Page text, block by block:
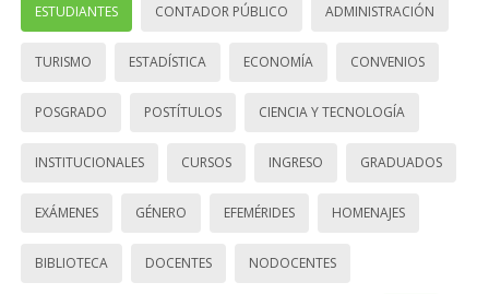
ESTUDIANTES CONTADOR PÚBLICO ADMINISTRACIÓN
TURISMO ESTADÍSTICA ECONOMÍA CONVENIOS
POSGRADO POSTÍTULOS CIENCIA Y TECNOLOGÍA
INSTITUCIONALES CURSOS INGRESO GRADUADOS
EXÁMENES GÉNERO EFEMÉRIDES HOMENAJES
BIBLIOTECA DOCENTES NODOCENTES